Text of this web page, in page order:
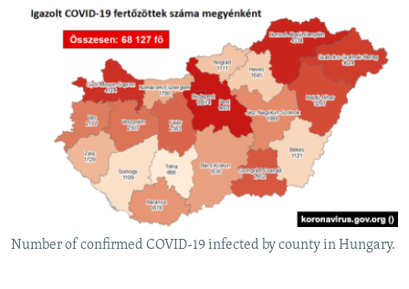
Number of confirmed COVID-19 infected by county in Hungary.